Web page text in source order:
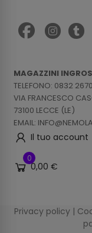
MAGAZZINI
TELEFONO: 0832
VIA FRANCESCO
73100 LECCE (LE)
EMAIL:
Il tuo account
0
0,00 €
Privacy policy |